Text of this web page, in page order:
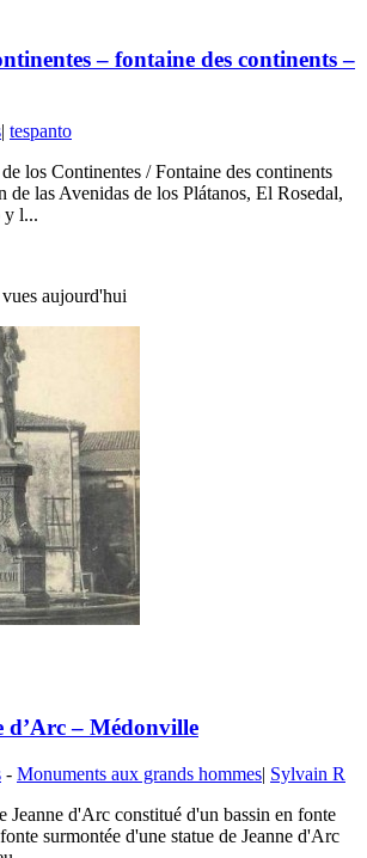
– fontaine des continents –
| tespanto
los Continentes / Fontaine des continents
de las Avenidas de los Plátanos, El Rosedal,
y l...
aujourd'hui
d’Arc – Médonville
- Monuments aux grands hommes| Sylvain R
Jeanne d'Arc constitué d'un bassin en fonte
surmontée d'une statue de Jeanne d'Arc